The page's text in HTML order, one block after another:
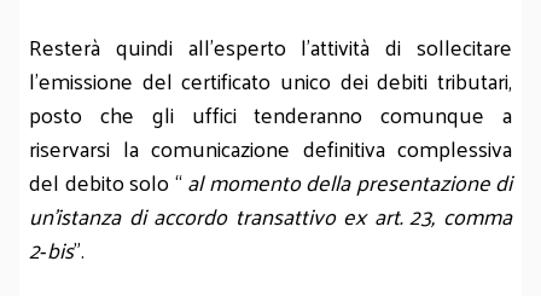
Resterà quindi all’esperto l’attività di sollecitare
l’emissione del certificato unico dei debiti tributari,
posto che gli uffici tenderanno comunque a
riservarsi la comunicazione definitiva complessiva
del debito solo “al momento della presentazione di
un’istanza di accordo transattivo ex art. 23, comma
2‑bis”.